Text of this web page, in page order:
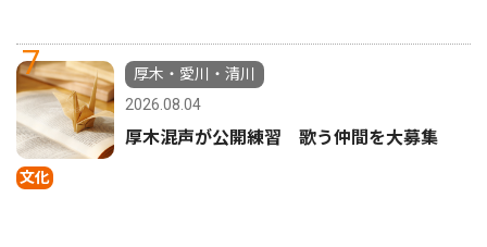
7
文化
厚木・愛川・清川
2026.08.04
厚木混声が公開練習 歌う仲間を大募集